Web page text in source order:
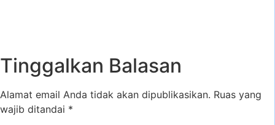
Tinggalkan Balasan
Alamat email Anda tidak akan dipublikasikan. Ruas yang
wajib ditandai *